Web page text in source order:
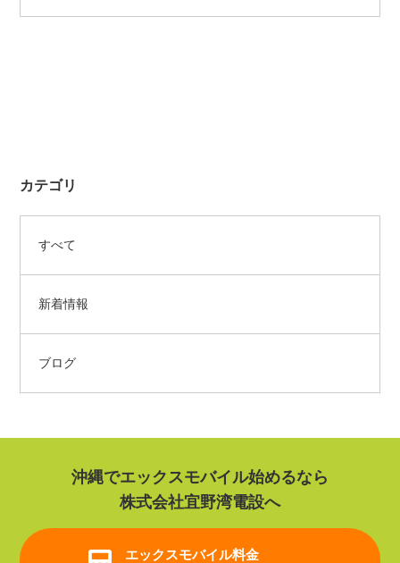
カテゴリ
すべて
新着情報
ブログ
沖縄でエックスモバイル始めるなら
株式会社宜野湾電設へ
エックスモバイル料金